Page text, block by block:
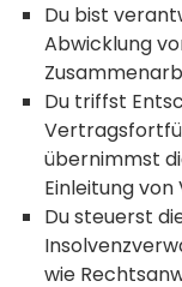
Du bist
Abwicklung
Du triffst
übernimmst
Einleitung
Du steuerst
wie